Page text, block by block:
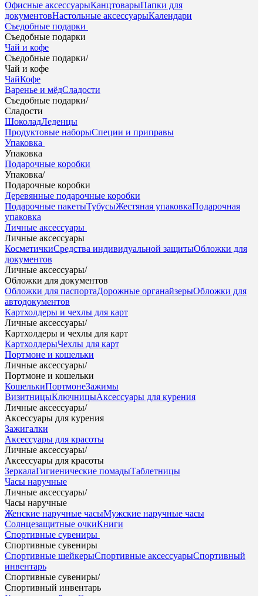
Офисные аксессуарыКанцтоварыПапки для
документовНастольные аксессуарыКалендари
Съедобные подарки
Съедобные подарки
Чай и кофе
Съедобные подарки/
Чай и кофе
ЧайКофе
Варенье и мёдСладости
Съедобные подарки/
Сладости
ШоколадЛеденцы
Продуктовые наборыСпеции и приправы
Упаковка
Упаковка
Подарочные коробки
Упаковка/
Подарочные коробки
Деревянные подарочные коробки
Подарочные пакетыТубусыЖестяная упаковкаПодарочная
упаковка
Личные аксессуары
Личные аксессуары
КосметичкиСредства индивидуальной защитыОбложки для
документов
Личные аксессуары/
Обложки для документов
Обложки для паспортаДорожные органайзерыОбложки для
автодокументов
Картхолдеры и чехлы для карт
Личные аксессуары/
Картхолдеры и чехлы для карт
КартхолдерыЧехлы для карт
Портмоне и кошельки
Личные аксессуары/
Портмоне и кошельки
КошелькиПортмонеЗажимы
ВизитницыКлючницыАксессуары для курения
Личные аксессуары/
Аксессуары для курения
Зажигалки
Аксессуары для красоты
Личные аксессуары/
Аксессуары для красоты
ЗеркалаГигиенические помадыТаблетницы
Часы наручные
Личные аксессуары/
Часы наручные
Женские наручные часыМужские наручные часы
Солнцезащитные очкиКниги
Спортивные сувениры
Спортивные сувениры
Спортивные шейкерыСпортивные аксессуарыСпортивный
инвентарь
Спортивные сувениры/
Спортивный инвентарь